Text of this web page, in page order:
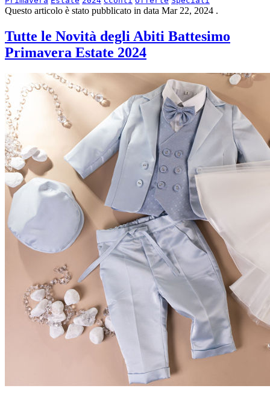
Questo articolo è stato pubblicato in data Mar 22, 2024 .
Tutte le Novità degli Abiti Battesimo
Primavera Estate 2024